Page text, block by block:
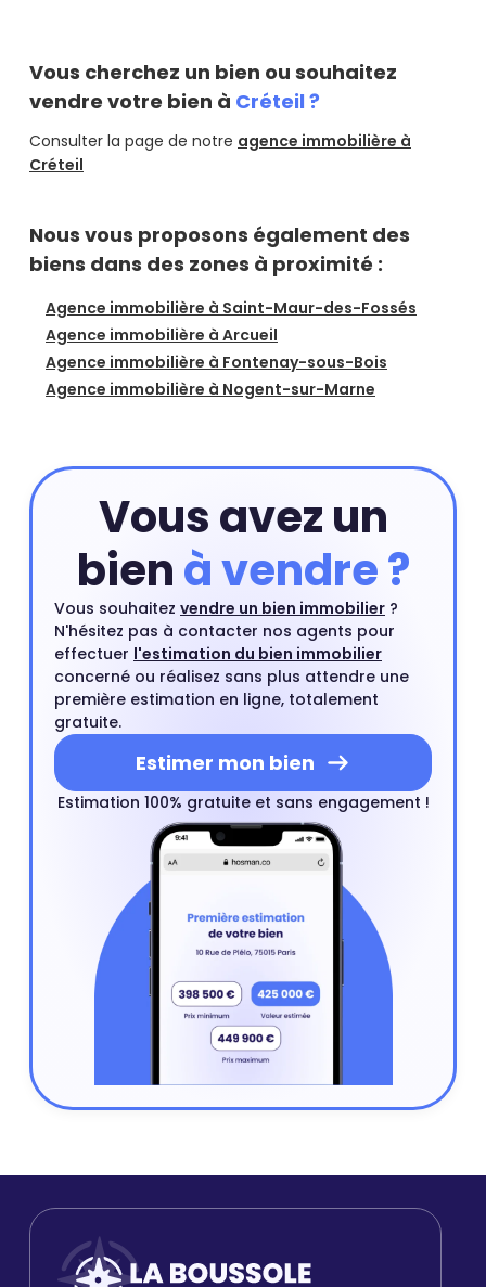
Vous cherchez un bien ou souhaitez
vendre votre bien à Créteil ?
Consulter la page de notre agence immobilière à
Créteil
Nous vous proposons également des
biens dans des zones à proximité :
Agence immobilière à Saint-Maur-des-Fossés
Agence immobilière à Arcueil
Agence immobilière à Fontenay-sous-Bois
Agence immobilière à Nogent-sur-Marne
Vous avez un
bienà vendre ?
Vous souhaitez vendre un bien immobilier ?
N'hésitez pas à contacter nos agents pour
effectuer l'estimation du bien immobilier
concerné ou réalisez sans plus attendre une
première estimation en ligne, totalement
gratuite.
Estimer mon bien
Estimation 100% gratuite et sans engagement !